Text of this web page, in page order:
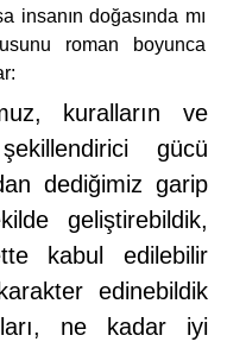
insanın doğasında mı
roman boyunca
kuralların ve
gücü
dediğimiz garip
geliştirebildik,
kabul edilebilir
edinebildik
ne kadar iyi